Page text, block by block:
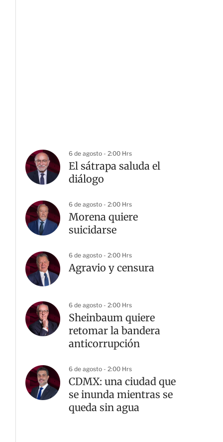
6 de agosto - 2:00 Hrs
El sátrapa saluda el
diálogo
6 de agosto - 2:00 Hrs
Morena quiere
suicidarse
6 de agosto - 2:00 Hrs
Agravio y censura
6 de agosto - 2:00 Hrs
Sheinbaum quiere
retomar la bandera
anticorrupción
6 de agosto - 2:00 Hrs
CDMX: una ciudad que
se inunda mientras se
queda sin agua